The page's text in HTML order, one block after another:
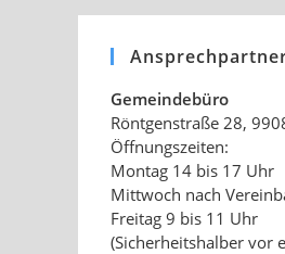
Gemeindebüro
Röntgenstraße 28,
Öffnungszeiten:
Montag 14 bis 17 Uhr
Mittwoch nach
Freitag 9 bis 11 Uhr
(Sicherheitshalber vor